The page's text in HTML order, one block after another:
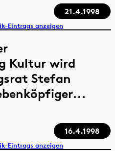
21.4.1998
Eintrags anzeigen
Kultur wird
Stefan
16.4.1998
Eintrags anzeigen